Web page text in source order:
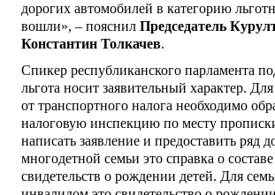
дорогих автомобилей в категорию
вошли», – пояснил Председатель
Константин Толкачев.
Спикер республиканского парламента
льгота носит заявительный характер.
от транспортного налога необходимо
налоговую инспекцию по месту
написать заявление и предоставить ряд
многодетной семьи это справка о
свидетельств о рождении детей. Для